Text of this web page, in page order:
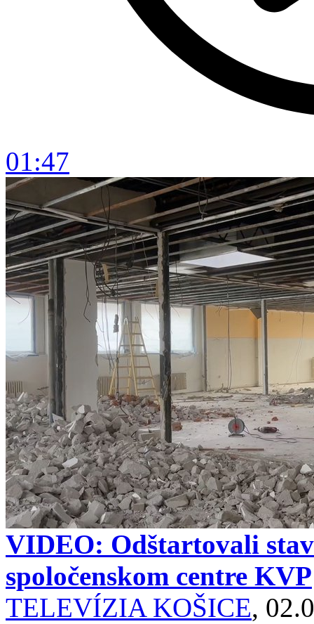
01:47
VIDEO: Odštartovali
spoločenskom centre KVP
TELEVÍZIA KOŠICE,